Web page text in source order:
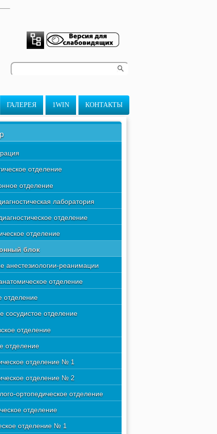
ГАЛЕРЕЯ 1WIN КОНТАКТЫ
отделение
отделение
лаборатория
отделение
отделение
блок
анестезиологии-реанимации
отделение
отделение
сосудистое отделение
отделение
отделение
отделение № 1
отделение № 2
ортопедическое отделение
отделение
отделение № 1